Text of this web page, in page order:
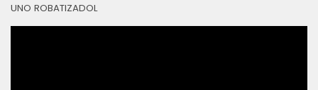
UNO ROBATIZADOL